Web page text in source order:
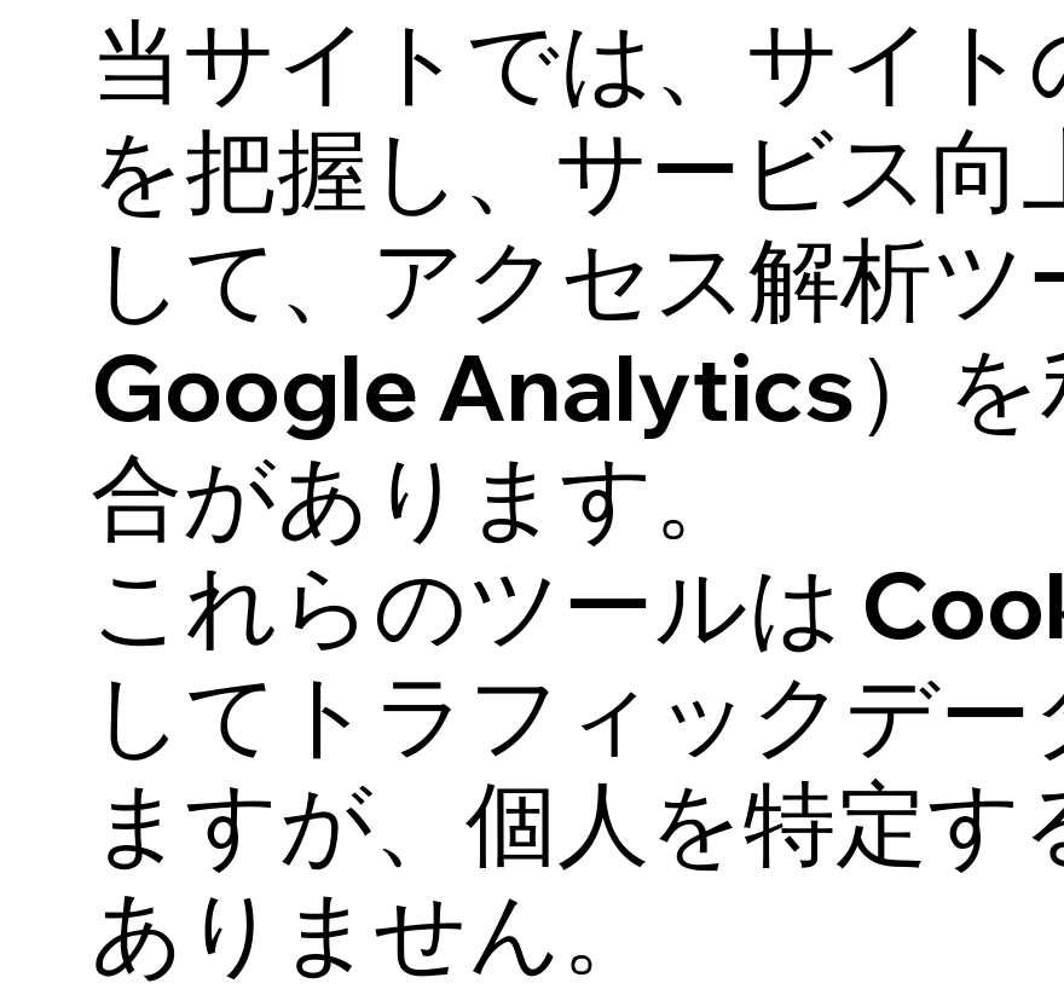
当サイトでは、サイト
を把握し、サービス向
して、アクセス解析ツ
Google Analytics）を
合があります。
これらのツールは
してトラフィックデー
ますが、個人を特定す
ありません。